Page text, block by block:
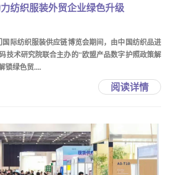
纺织服装外贸企业绿色升级
际纺织服装供应链博览会期间，由中国纺织品进
技术研究院联合主办的“欧盟产品数字护照政策解
锁绿色贸....
阅读详情